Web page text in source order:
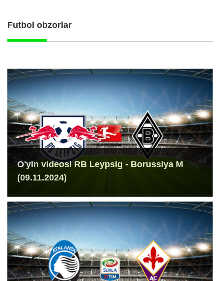
Futbol obzorlar
O'yin videosi RB Leypsig - Borussiya M
(09.11.2024)